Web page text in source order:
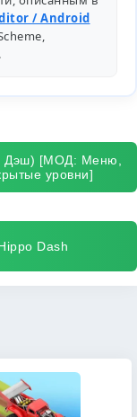
/ Android
.
Дэш) [МОД: Меню,
уровни]
Dash